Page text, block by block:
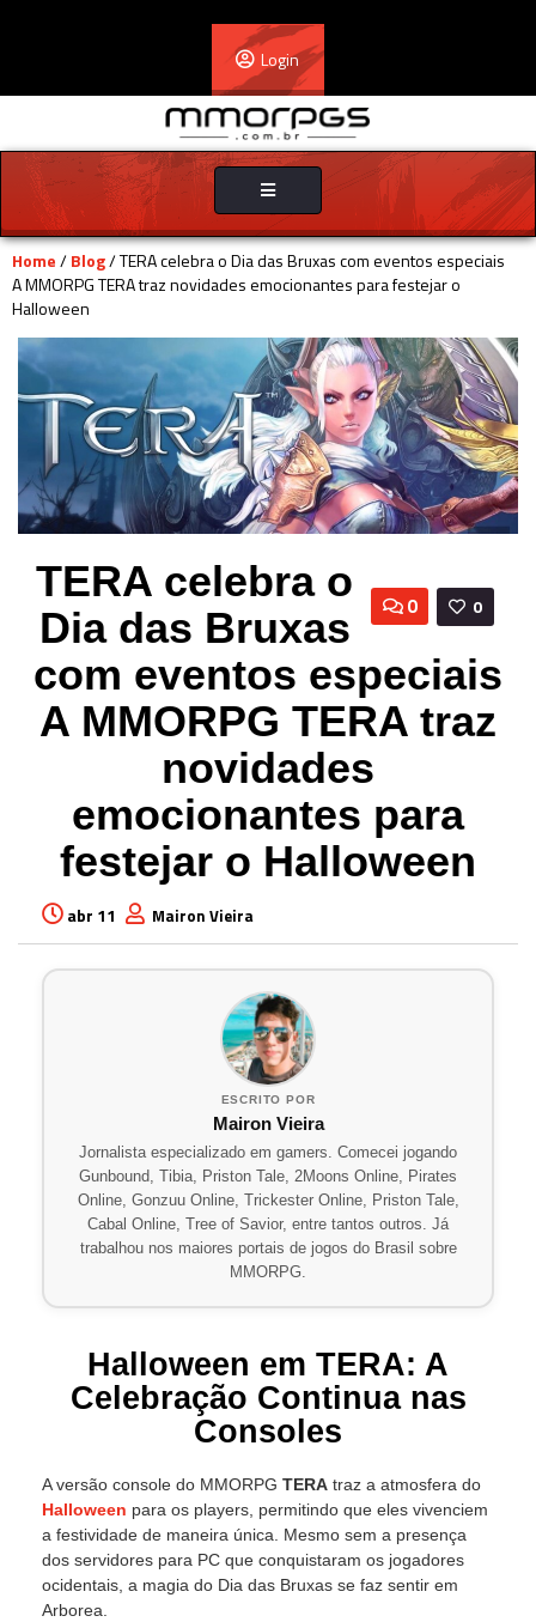
Login
Toggle
navigation
Home/Blog/ TERA celebra o Dia das Bruxas com eventos especiais
A MMORPG TERA traz novidades emocionantes para festejar o
Halloween
0
0
TERA celebra o
Dia das Bruxas
com eventos especiais
A MMORPG TERA traz
novidades
emocionantes para
festejar o Halloween
abr 11 Mairon Vieira
ESCRITO POR
Mairon Vieira
Jornalista especializado em gamers. Comecei jogando
Gunbound, Tibia, Priston Tale, 2Moons Online, Pirates
Online, Gonzuu Online, Trickester Online, Priston Tale,
Cabal Online, Tree of Savior, entre tantos outros. Já
trabalhou nos maiores portais de jogos do Brasil sobre
MMORPG.
Halloween em TERA: A
Celebração Continua nas
Consoles
A versão console do MMORPG TERA traz a atmosfera do
Halloween para os players, permitindo que eles vivenciem
a festividade de maneira única. Mesmo sem a presença
dos servidores para PC que conquistaram os jogadores
ocidentais, a magia do Dia das Bruxas se faz sentir em
Arborea.